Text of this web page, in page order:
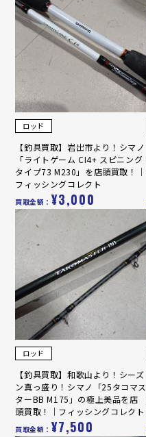
ロッド
【釣具買取】岩出市より！シマノ
「ライトゲーム CI4+ スピニング
タイプ73 M230」を店頭買取！｜
フィッシングコレクト
買取金額： ¥3,000
ロッド
【釣具買取】和歌山より！シーズ
ン真っ盛り！シマノ「25タコマス
ターBB M175」の極上美品を店
頭買取！｜フィッシングコレクト
買取金額： ¥7,500